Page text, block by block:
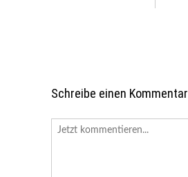
Schreibe einen Kommentar